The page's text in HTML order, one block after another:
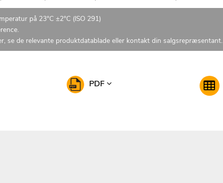
på 23°C ±2°C (ISO 291)
se de relevante produktdatablade eller kontakt din salgsrepræsentant.
PDF